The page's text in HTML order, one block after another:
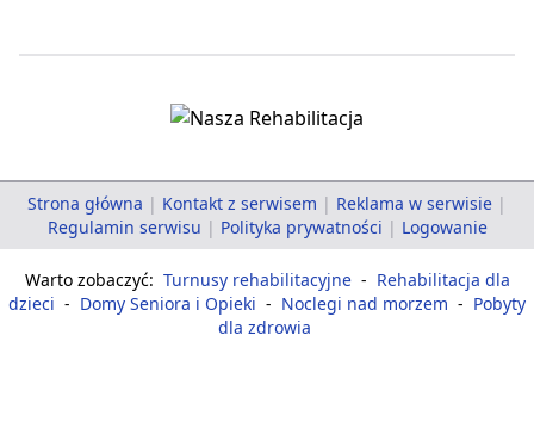
Strona główna | Kontakt z serwisem | Reklama w serwisie |
Regulamin serwisu | Polityka prywatności | Logowanie
Warto zobaczyć: Turnusy rehabilitacyjne - Rehabilitacja dla
dzieci - Domy Seniora i Opieki - Noclegi nad morzem - Pobyty
dla zdrowia